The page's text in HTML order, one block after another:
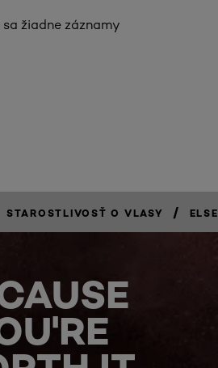
sa žiadne záznamy
STAROSTLIVOSŤ O VLASY /